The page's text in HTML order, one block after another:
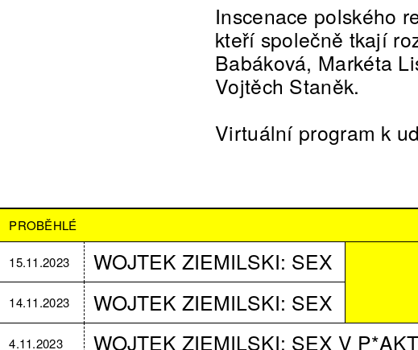
Inscenace polského
kteří společně tkají
Babáková, Markéta
Vojtěch Staněk.
Virtuální program k
PROBĚHLÉ
15.11.2023 WOJTEK ZIEMILSKI: SEX
14.11.2023 WOJTEK ZIEMILSKI: SEX
4.11.2023 WOJTEK ZIEMILSKI: SEX V P*AKT